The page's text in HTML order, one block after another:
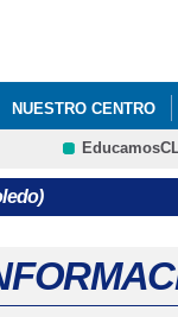
NUESTRO CENTRO
DATOS DE CONTACTO